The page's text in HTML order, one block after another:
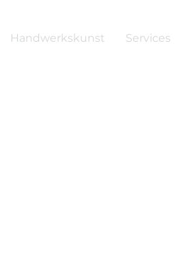
Handwerkskunst Services